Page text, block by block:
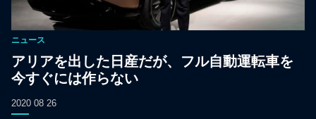
ニュース
アリアを出した日産だが、フル自動運転車を
今すぐには作らない
2020 08 26